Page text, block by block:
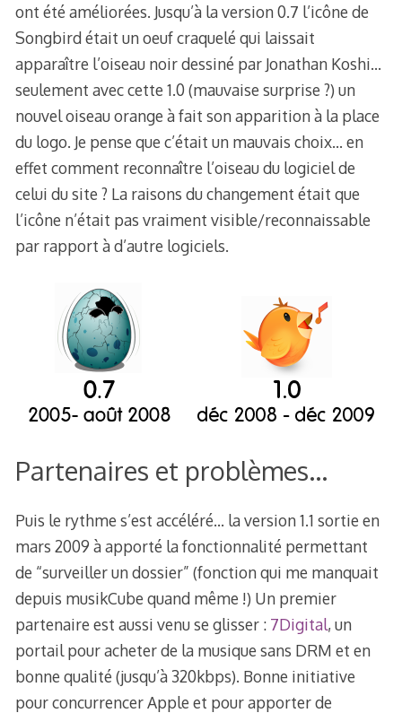
ont été améliorées. Jusqu’à la version 0.7 l’icône de
Songbird était un oeuf craquelé qui laissait
apparaître l’oiseau noir dessiné par Jonathan Koshi…
seulement avec cette 1.0 (mauvaise surprise ?) un
nouvel oiseau orange à fait son apparition à la place
du logo. Je pense que c’était un mauvais choix… en
effet comment reconnaître l’oiseau du logiciel de
celui du site ? La raisons du changement était que
l’icône n’était pas vraiment visible/reconnaissable
par rapport à d’autre logiciels.
Partenaires et problèmes…
Puis le rythme s’est accéléré… la version 1.1 sortie en
mars 2009 à apporté la fonctionnalité permettant
de “surveiller un dossier” (fonction qui me manquait
depuis musikCube quand même !) Un premier
partenaire est aussi venu se glisser : 7Digital, un
portail pour acheter de la musique sans DRM et en
bonne qualité (jusqu’à 320kbps). Bonne initiative
pour concurrencer Apple et pour apporter de